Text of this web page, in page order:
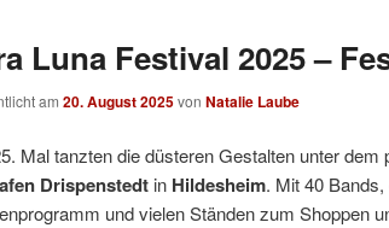
Luna Festival 2025 –
am 20. August 2025von Natalie Laube
Mal tanzten die düsteren Gestalten unter dem
Drispenstedt in Hildesheim. Mit 40
und vielen Ständen zum Shoppen